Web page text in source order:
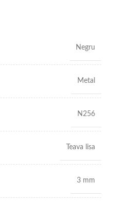
Negru
Metal
N256
Teava lisa
3 mm